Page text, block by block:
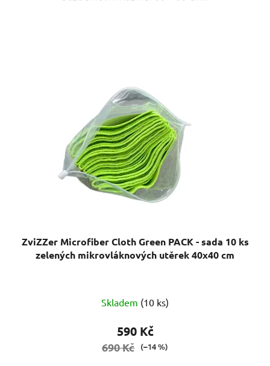
ZviZZer Microfiber Cloth Green PACK - sada 10 ks
zelených mikrovláknových utěrek 40x40 cm
Skladem (10 ks)
590 Kč
690 Kč (–14 %)